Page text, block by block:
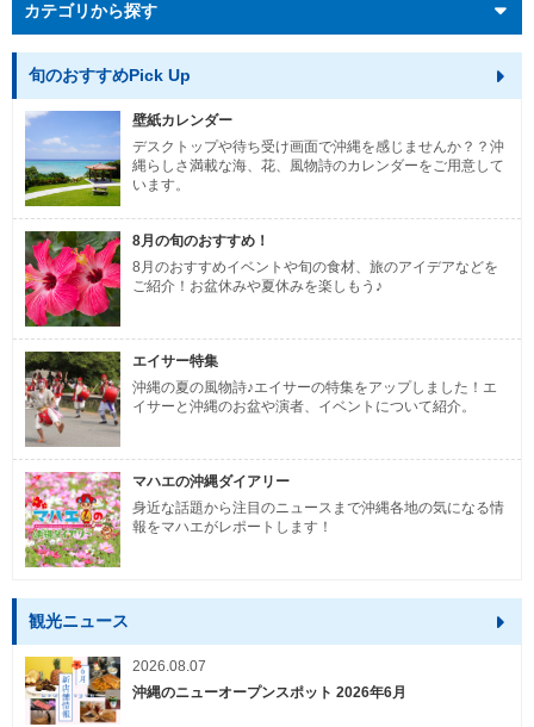
カテゴリから探す
旬のおすすめPick Up
壁紙カレンダー
デスクトップや待ち受け画面で沖縄を感じませんか？？沖
縄らしさ満載な海、花、風物詩のカレンダーをご用意して
います。
8月の旬のおすすめ！
8月のおすすめイベントや旬の食材、旅のアイデアなどを
ご紹介！お盆休みや夏休みを楽しもう♪
エイサー特集
沖縄の夏の風物詩♪エイサーの特集をアップしました！エ
イサーと沖縄のお盆や演者、イベントについて紹介。
マハエの沖縄ダイアリー
身近な話題から注目のニュースまで沖縄各地の気になる情
報をマハエがレポートします！
観光ニュース
2026.08.07
沖縄のニューオープンスポット 2026年6月